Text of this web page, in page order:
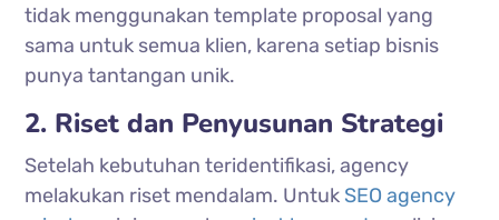
tidak menggunakan template proposal yang
sama untuk semua klien, karena setiap bisnis
punya tantangan unik.
2. Riset dan Penyusunan Strategi
Setelah kebutuhan teridentifikasi, agency
melakukan riset mendalam. Untuk SEO agency